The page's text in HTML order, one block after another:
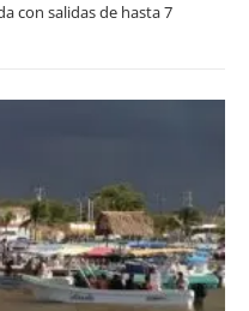
con salidas de hasta 7